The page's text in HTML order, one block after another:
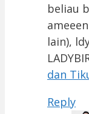
beliau
lain),
dan
Reply